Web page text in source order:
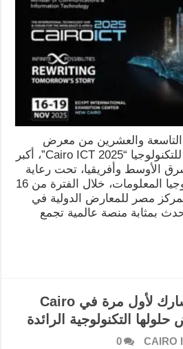
التاسعة والعشرين من معرض
ومؤتمر القاهرة الدولي للتكنولوجيا “Cairo ICT 2025”، أكبر
الأوسط وأفريقيا، تحت رعاية
وزارة الاتصالات وتكنولوجيا المعلومات، خلال الفترة من 16
بمركز مصر للمعارض الدولية في
بمثابة منصة عالمية تجمع
نوفينتيك العالمية تشارك لأول مرة في Cairo
CAIRO
0